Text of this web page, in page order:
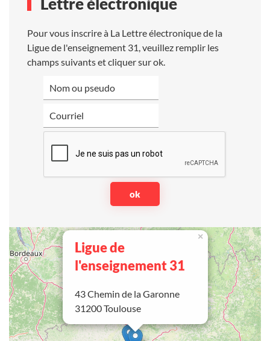
Pour vous inscrire à La Lettre électronique de la
Ligue de l'enseignement 31, veuillez remplir les
champs suivants et cliquer sur ok.
Ligue de
l'enseignement 31
43 Chemin de la Garonne
31200 Toulouse
×